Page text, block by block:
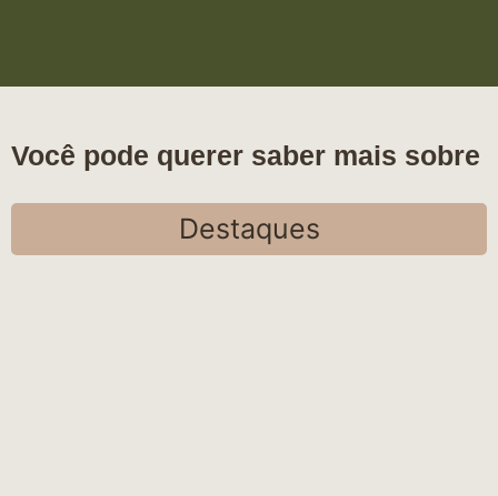
Você pode querer saber mais sobre
Destaques